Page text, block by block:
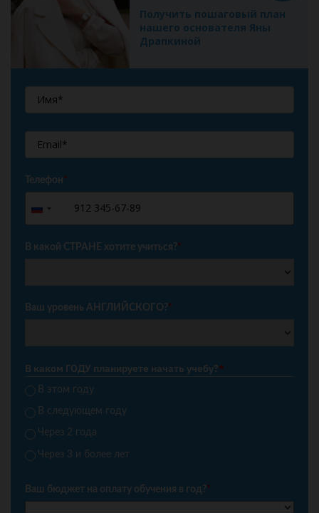
Получить пошаговый план
нашего основателя Яны
Драпкиной
Телефон*
Russia
+7
В какой СТРАНЕ хотите учиться?*
Ваш уровень АНГЛИЙСКОГО?*
В каком ГОДУ планируете начать учебу?*
В этом году
В следующем году
Через 2 года
Через 3 и более лет
Ваш бюджет на оплату обучения в год?*